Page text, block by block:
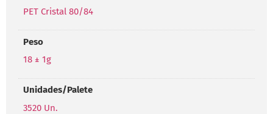
PET Cristal 80/84
Peso
18 ± 1g
Unidades/Palete
3520 Un.